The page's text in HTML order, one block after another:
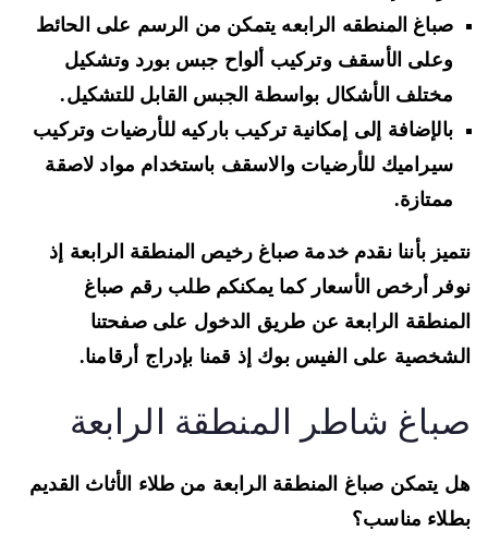
صباغ المنطقه الرابعه يتمكن من الرسم على الحائط
وعلى الأسقف وتركيب ألواح جبس بورد وتشكيل
مختلف الأشكال بواسطة الجبس القابل للتشكيل.
بالإضافة إلى إمكانية تركيب باركيه للأرضيات وتركيب
سيراميك للأرضيات والاسقف باستخدام مواد لاصقة
ممتازة.
بأننا نقدم خدمة صباغ رخيص المنطقة الرابعة إذ
أرخص الأسعار كما يمكنكم طلب رقم صباغ
الرابعة عن طريق الدخول على صفحتنا
على الفيس بوك إذ قمنا بإدراج أرقامنا.
شاطر المنطقة الرابعة
يتمكن صباغ المنطقة الرابعة من طلاء الأثاث القديم
مناسب؟